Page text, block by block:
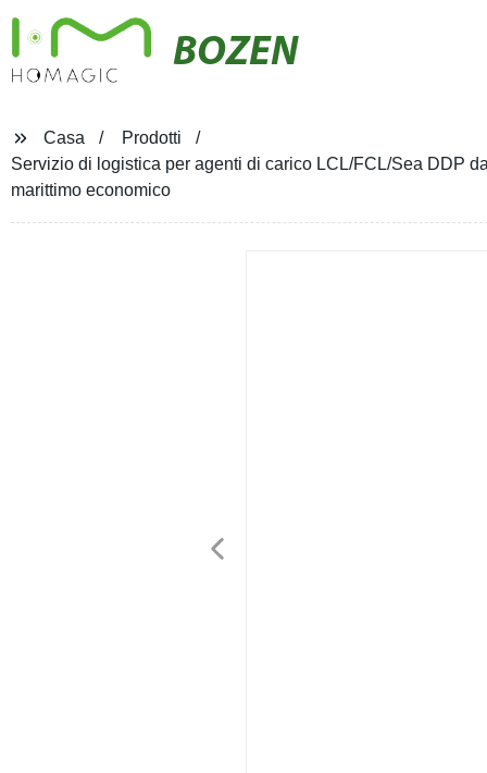
BOZEN
Casa
Prodotti
Servizio di logistica per agenti di carico LCL/FCL/Sea DDP
marittimo economico